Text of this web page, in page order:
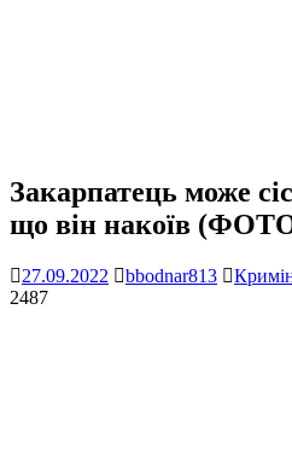
Закарпатець може
що він накоїв
27.09.2022 bbodnar813
2487